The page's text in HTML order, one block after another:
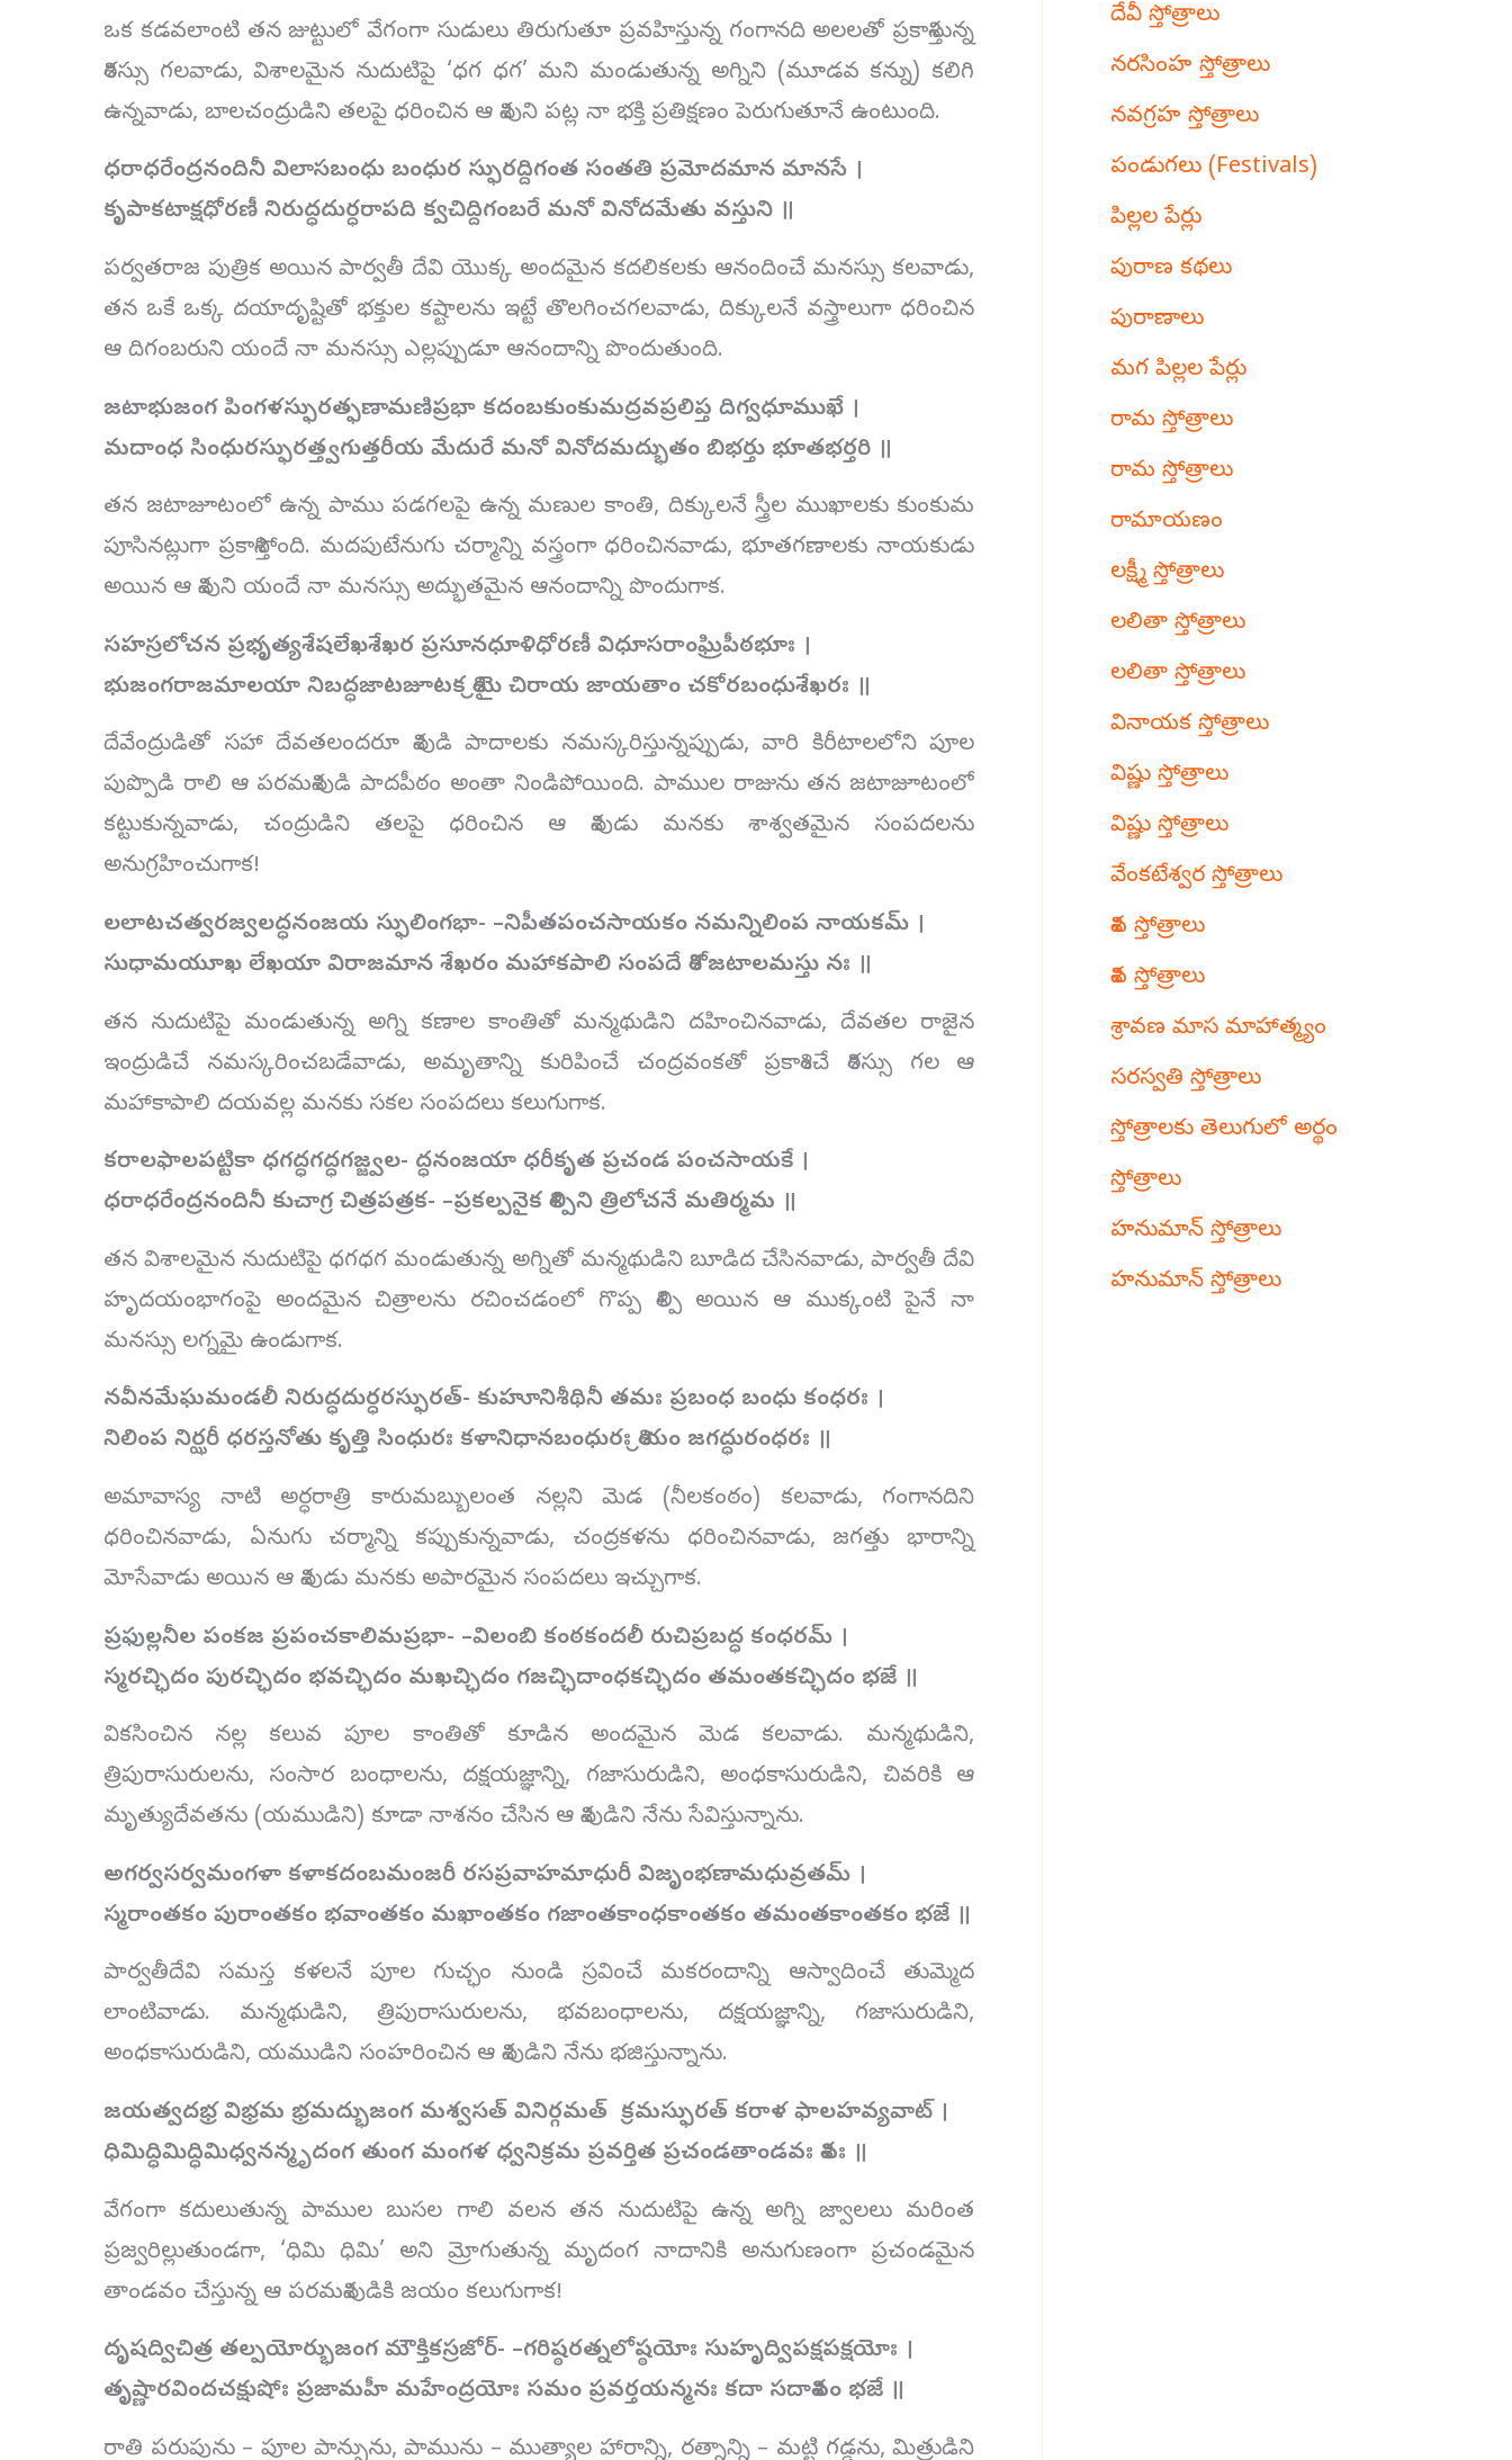
ఒక కడవలాంటి తన జుట్టులో వేగంగా సుడులు తిరుగుతూ ప్రవహిస్తున్న గంగానది అలలతో ప్రకాశిస్తున్న
శిరస్సు గలవాడు, విశాలమైన నుదుటిపై ‘ధగ ధగ’ మని మండుతున్న అగ్నిని (మూడవ కన్ను) కలిగి
ఉన్నవాడు, బాలచంద్రుడిని తలపై ధరించిన ఆ శివుని పట్ల నా భక్తి ప్రతిక్షణం పెరుగుతూనే ఉంటుంది.
ధరాధరేంద్రనందినీ విలాసబంధు బంధుర స్ఫురద్దిగంత సంతతి ప్రమోదమాన మానసే ।
కృపాకటాక్షధోరణీ నిరుద్ధదుర్ధరాపది క్వచిద్దిగంబరే మనో వినోదమేతు వస్తుని ॥
పర్వతరాజ పుత్రిక అయిన పార్వతీ దేవి యొక్క అందమైన కదలికలకు ఆనందించే మనస్సు కలవాడు,
తన ఒకే ఒక్క దయాదృష్టితో భక్తుల కష్టాలను ఇట్టే తొలగించగలవాడు, దిక్కులనే వస్త్రాలుగా ధరించిన
ఆ దిగంబరుని యందే నా మనస్సు ఎల్లప్పుడూ ఆనందాన్ని పొందుతుంది.
జటాభుజంగ పింగళస్ఫురత్ఫణామణిప్రభా కదంబకుంకుమద్రవప్రలిప్త దిగ్వధూముఖే ।
మదాంధ సింధురస్ఫురత్త్వగుత్తరీయ మేదురే మనో వినోదమద్భుతం బిభర్తు భూతభర్తరి ॥
తన జటాజూటంలో ఉన్న పాము పడగలపై ఉన్న మణుల కాంతి, దిక్కులనే స్త్రీల ముఖాలకు కుంకుమ
పూసినట్లుగా ప్రకాశిస్తోంది. మదపుటేనుగు చర్మాన్ని వస్త్రంగా ధరించినవాడు, భూతగణాలకు నాయకుడు
అయిన ఆ శివుని యందే నా మనస్సు అద్భుతమైన ఆనందాన్ని పొందుగాక.
సహస్రలోచన ప్రభృత్యశేషలేఖశేఖర ప్రసూనధూళిధోరణీ విధూసరాంఘ్రిపీఠభూః ।
భుజంగరాజమాలయా నిబద్ధజాటజూటక శ్రియై చిరాయ జాయతాం చకోరబంధుశేఖరః ॥
దేవేంద్రుడితో సహా దేవతలందరూ శివుడి పాదాలకు నమస్కరిస్తున్నప్పుడు, వారి కిరీటాలలోని పూల
పుప్పొడి రాలి ఆ పరమశివుడి పాదపీఠం అంతా నిండిపోయింది. పాముల రాజును తన జటాజూటంలో
కట్టుకున్నవాడు, చంద్రుడిని తలపై ధరించిన ఆ శివుడు మనకు శాశ్వతమైన సంపదలను
అనుగ్రహించుగాక!
లలాటచత్వరజ్వలద్ధనంజయ స్ఫులింగభా- –నిపీతపంచసాయకం నమన్నిలింప నాయకమ్ ।
సుధామయూఖ లేఖయా విరాజమాన శేఖరం మహాకపాలి సంపదే శిరోజటాలమస్తు నః ॥
తన నుదుటిపై మండుతున్న అగ్ని కణాల కాంతితో మన్మథుడిని దహించినవాడు, దేవతల రాజైన
ఇంద్రుడిచే నమస్కరించబడేవాడు, అమృతాన్ని కురిపించే చంద్రవంకతో ప్రకాశించే శిరస్సు గల ఆ
మహాకాపాలి దయవల్ల మనకు సకల సంపదలు కలుగుగాక.
కరాలఫాలపట్టికా ధగద్ధగద్ధగజ్జ్వల- ద్ధనంజయా ధరీకృత ప్రచండ పంచసాయకే ।
ధరాధరేంద్రనందినీ కుచాగ్ర చిత్రపత్రక- –ప్రకల్పనైక శిల్పిని త్రిలోచనే మతిర్మమ ॥
తన విశాలమైన నుదుటిపై ధగధగ మండుతున్న అగ్నితో మన్మథుడిని బూడిద చేసినవాడు, పార్వతీ దేవి
హృదయంభాగంపై అందమైన చిత్రాలను రచించడంలో గొప్ప శిల్పి అయిన ఆ ముక్కంటి పైనే నా
మనస్సు లగ్నమై ఉండుగాక.
నవీనమేఘమండలీ నిరుద్ధదుర్ధరస్ఫురత్- కుహూనిశీథినీ తమః ప్రబంధ బంధు కంధరః ।
నిలింప నిర్ఝరీ ధరస్తనోతు కృత్తి సింధురః కళానిధానబంధురః శ్రియం జగద్ధురంధరః ॥
అమావాస్య నాటి అర్ధరాత్రి కారుమబ్బులంత నల్లని మెడ (నీలకంఠం) కలవాడు, గంగానదిని
ధరించినవాడు, ఏనుగు చర్మాన్ని కప్పుకున్నవాడు, చంద్రకళను ధరించినవాడు, జగత్తు భారాన్ని
మోసేవాడు అయిన ఆ శివుడు మనకు అపారమైన సంపదలు ఇచ్చుగాక.
ప్రఫుల్లనీల పంకజ ప్రపంచకాలిమప్రభా- –విలంబి కంఠకందలీ రుచిప్రబద్ధ కంధరమ్ ।
స్మరచ్ఛిదం పురచ్ఛిదం భవచ్ఛిదం మఖచ్ఛిదం గజచ్ఛిదాంధకచ్ఛిదం తమంతకచ్ఛిదం భజే ॥
వికసించిన నల్ల కలువ పూల కాంతితో కూడిన అందమైన మెడ కలవాడు. మన్మథుడిని,
త్రిపురాసురులను, సంసార బంధాలను, దక్షయజ్ఞాన్ని, గజాసురుడిని, అంధకాసురుడిని, చివరికి ఆ
మృత్యుదేవతను (యముడిని) కూడా నాశనం చేసిన ఆ శివుడిని నేను సేవిస్తున్నాను.
అగర్వసర్వమంగళా కళాకదంబమంజరీ రసప్రవాహమాధురీ విజృంభణామధువ్రతమ్ ।
స్మరాంతకం పురాంతకం భవాంతకం మఖాంతకం గజాంతకాంధకాంతకం తమంతకాంతకం భజే ॥
పార్వతీదేవి సమస్త కళలనే పూల గుచ్ఛం నుండి స్రవించే మకరందాన్ని ఆస్వాదించే తుమ్మెద
లాంటివాడు. మన్మథుడిని, త్రిపురాసురులను, భవబంధాలను, దక్షయజ్ఞాన్ని, గజాసురుడిని,
అంధకాసురుడిని, యముడిని సంహరించిన ఆ శివుడిని నేను భజిస్తున్నాను.
జయత్వదభ్ర విభ్రమ భ్రమద్భుజంగ మశ్వసత్ వినిర్గమత్ క్రమస్ఫురత్ కరాళ ఫాలహవ్యవాట్ ।
ధిమిద్ధిమిద్ధిమిధ్వనన్మృదంగ తుంగ మంగళ ధ్వనిక్రమ ప్రవర్తిత ప్రచండతాండవః శివః ॥
వేగంగా కదులుతున్న పాముల బుసల గాలి వలన తన నుదుటిపై ఉన్న అగ్ని జ్వాలలు మరింత
ప్రజ్వరిల్లుతుండగా, ‘ధిమి ధిమి’ అని మ్రోగుతున్న మృదంగ నాదానికి అనుగుణంగా ప్రచండమైన
తాండవం చేస్తున్న ఆ పరమశివుడికి జయం కలుగుగాక!
దృషద్విచిత్ర తల్పయోర్భుజంగ మౌక్తికస్రజోర్- –గరిష్ఠరత్నలోష్ఠయోః సుహృద్విపక్షపక్షయోః ।
తృష్ణారవిందచక్షుషోః ప్రజామహీ మహేంద్రయోః సమం ప్రవర్తయన్మనః కదా సదాశివం భజే ॥
రాతి పరుపును – పూల పాన్పును, పామును – ముత్యాల హారాన్ని, రత్నాన్ని – మట్టి గడ్డను, మిత్రుడిని
దేవీ స్తోత్రాలు
నరసింహ స్తోత్రాలు
నవగ్రహ స్తోత్రాలు
పండుగలు (Festivals)
పిల్లల పేర్లు
పురాణ కథలు
పురాణాలు
మగ పిల్లల పేర్లు
రామ స్తోత్రాలు
రామ స్తోత్రాలు
రామాయణం
లక్ష్మీ స్తోత్రాలు
లలితా స్తోత్రాలు
లలితా స్తోత్రాలు
వినాయక స్తోత్రాలు
విష్ణు స్తోత్రాలు
విష్ణు స్తోత్రాలు
వేంకటేశ్వర స్తోత్రాలు
శివ స్తోత్రాలు
శివ స్తోత్రాలు
శ్రావణ మాస మాహాత్మ్యం
సరస్వతి స్తోత్రాలు
స్తోత్రాలకు తెలుగులో అర్థం
స్తోత్రాలు
హనుమాన్ స్తోత్రాలు
హనుమాన్ స్తోత్రాలు